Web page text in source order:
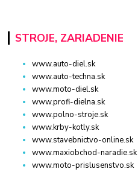
STROJE, ZARIADENIE
www.auto-diel.sk
www.auto-techna.sk
www.moto-diel.sk
www.profi-dielna.sk
www.polno-stroje.sk
www.krby-kotly.sk
www.stavebnictvo-online.sk
www.maxiobchod-naradie.sk
www.moto-prislusenstvo.sk